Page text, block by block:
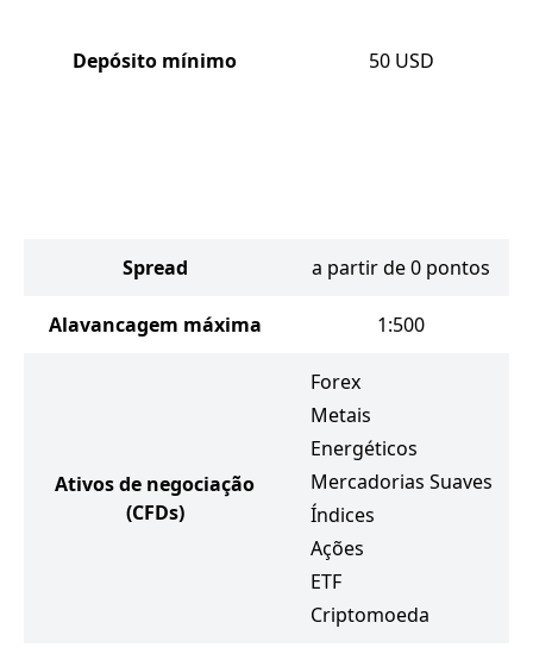
Depósito mínimo 50 USD
Spread a partir de 0 pontos
Alavancagem máxima 1:500
Ativos de negociação
(CFDs)
Forex
Metais
Energéticos
Mercadorias Suaves
Índices
Ações
ETF
Criptomoeda